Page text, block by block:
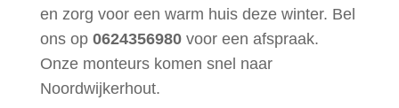
en zorg voor een warm huis deze winter. Bel
ons op 0624356980voor een afspraak.
Onze monteurs komen snel naar
Noordwijkerhout.